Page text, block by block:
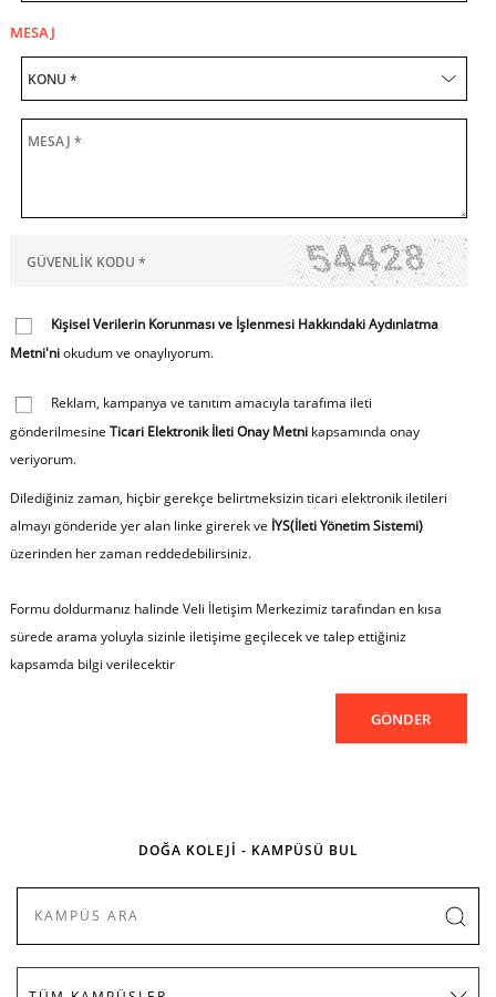
MESAJ
Kişisel Verilerin Korunması ve İşlenmesi Hakkındaki Aydınlatma
Metni'niokudum ve onaylıyorum.
Reklam, kampanya ve tanıtım amacıyla tarafıma ileti
gönderilmesine Ticari Elektronik İleti Onay Metnikapsamında onay
veriyorum.
Dilediğiniz zaman, hiçbir gerekçe belirtmeksizin ticari elektronik iletileri
almayı gönderide yer alan linke girerek ve İYS(İleti Yönetim Sistemi)
üzerinden her zaman reddedebilirsiniz.
Formu doldurmanız halinde Veli İletişim Merkezimiz tarafından en kısa
sürede arama yoluyla sizinle iletişime geçilecek ve talep ettiğiniz
kapsamda bilgi verilecektir
DOĞA KOLEJİ - KAMPÜSÜ BUL